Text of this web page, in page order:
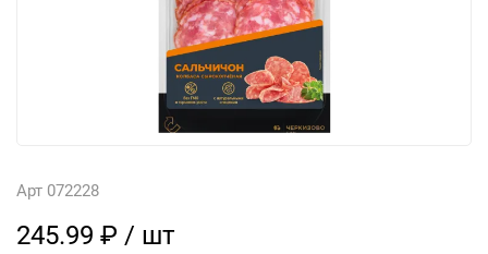
Арт 072228
245.99 ₽ / шт